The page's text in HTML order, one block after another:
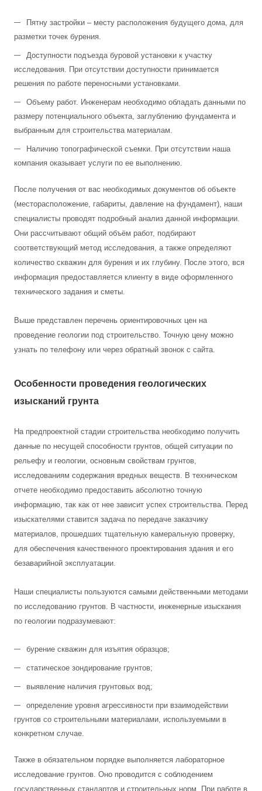
Пятну застройки – месту расположения будущего дома, для
разметки точек бурения.
Доступности подъезда буровой установки к участку
исследования. При отсутствии доступности принимается
решения по работе переносными установками.
Объему работ. Инженерам необходимо обладать данными по
размеру потенциального объекта, заглублению фундамента и
выбранным для строительства материалам.
Наличию топографической съемки. При отсутствии наша
компания оказывает услуги по ее выполнению.
После получения от вас необходимых документов об объекте
(месторасположение, габариты, давление на фундамент), наши
специалисты проводят подробный анализ данной информации.
Они рассчитывают общий объём работ, подбирают
соответствующий метод исследования, а также определяют
количество скважин для бурения и их глубину. После этого, вся
информация предоставляется клиенту в виде оформленного
технического задания и сметы.
Выше представлен перечень ориентировочных цен на
проведение геологии под строительство. Точную цену можно
узнать по телефону или через обратный звонок с сайта.
Особенности проведения геологических
изысканий грунта
На предпроектной стадии строительства необходимо получить
данные по несущей способности грунтов, общей ситуации по
рельефу и геологии, основным свойствам грунтов,
исследованиям содержания вредных веществ. В техническом
отчете необходимо предоставить абсолютно точную
информацию, так как от нее зависит успех строительства. Перед
изыскателями ставится задача по передаче заказчику
материалов, прошедших тщательную камеральную проверку,
для обеспечения качественного проектирования здания и его
безаварийной эксплуатации.
Наши специалисты пользуются самыми действенными методами
по исследованию грунтов. В частности, инженерные изыскания
по геологии подразумевают:
бурение скважин для изъятия образцов;
статическое зондирование грунтов;
выявление наличия грунтовых вод;
определение уровня агрессивности при взаимодействии
грунтов со строительными материалами, используемыми в
конкретном случае.
Также в обязательном порядке выполняется лабораторное
исследование грунтов. Оно проводится с соблюдением
государственных стандартов и строительных норм. При работе в